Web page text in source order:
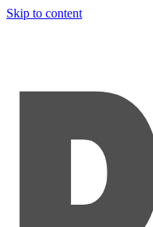
Skip to content